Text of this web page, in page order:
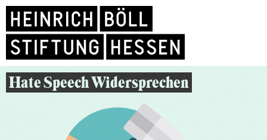
Hate Speech Widersprechen